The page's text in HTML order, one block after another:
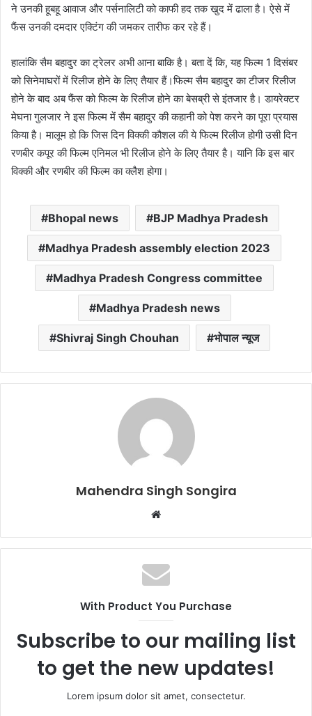
ने उनकी हूबहू आवाज और पर्सनालिटी को काफी हद तक खुद में ढाला है। ऐसे में
फैंस उनकी दमदार एक्टिंग की जमकर तारीफ कर रहे हैं।
हालांकि सैम बहादुर का ट्रेलर अभी आना बाकि है। बता दें कि, यह फिल्म 1 दिसंबर
को सिनेमाघरों में रिलीज होने के लिए तैयार हैं।फिल्म सैम बहादुर का टीजर रिलीज
होने के बाद अब फैंस को फिल्म के रिलीज होने का बेसब्री से इंतजार है। डायरेक्टर
मेघना गुलजार ने इस फिल्म में सैम बहादुर की कहानी को पेश करने का पूरा प्रयास
किया है। मालूम हो कि जिस दिन विक्की कौशल की ये फिल्म रिलीज होगी उसी दिन
रणबीर कपूर की फिल्म एनिमल भी रिलीज होने के लिए तैयार है। यानि कि इस बार
विक्की और रणबीर की फिल्म का क्लैश होगा।
Bhopal news BJP Madhya Pradesh
Madhya Pradesh assembly election 2023
Madhya Pradesh Congress committee
Madhya Pradesh news
Shivraj Singh Chouhan भोपाल न्यूज
Mahendra Singh Songira
Website
With Product You Purchase
Subscribe to our mailing list
to get the new updates!
Lorem ipsum dolor sit amet, consectetur.